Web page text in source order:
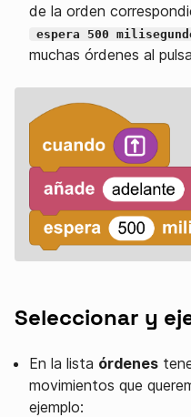
de la orden
espera 500
muchas órdenes al
Seleccionar y
En la lista órdenes
movimientos que
ejemplo: